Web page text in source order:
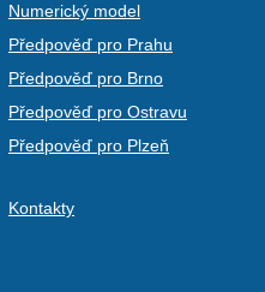
Numerický model
Předpověď pro Prahu
Předpověď pro Brno
Předpověď pro Ostravu
Předpověď pro Plzeň
Kontakty